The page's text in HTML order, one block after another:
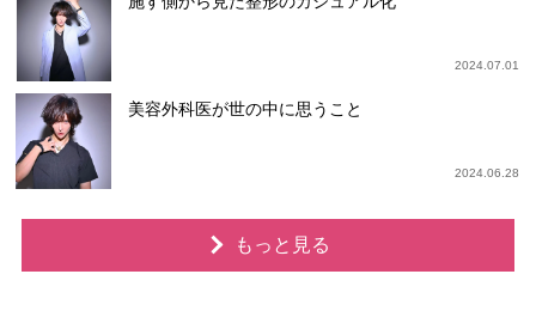
2024.07.01
美容外科医が世の中に思うこと
2024.06.28
もっと見る